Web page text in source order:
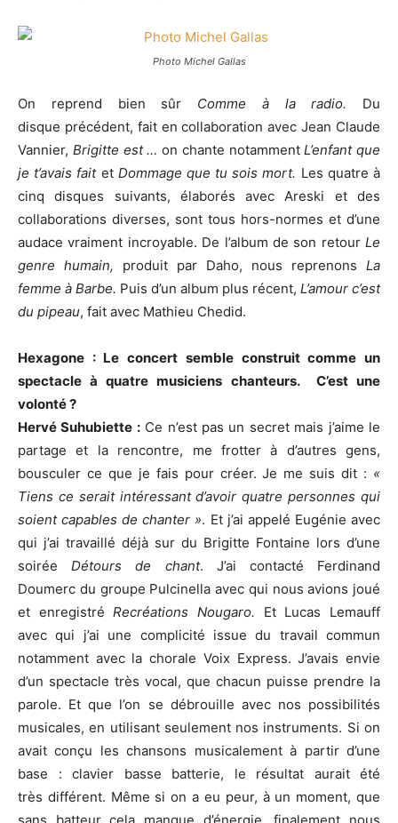
Photo Michel Gallas
On reprend bien sûr Comme à la radio. Du
disque précédent, fait en collaboration avec Jean Claude
Vannier, Brigitte est … on chante notammentL’enfant que
je t’avais fait etDommage que tu sois mort. Les quatre à
cinq disques suivants, élaborés avec Areski et des
collaborations diverses, sont tous hors-normes et d’une
audace vraiment incroyable. De l’album de son retour Le
genre humain, produit par Daho, nous reprenons La
femme à Barbe. Puis d’un album plus récent, L’amour c’est
du pipeau, fait avec Mathieu Chedid.
Hexagone : Le concert semble construit comme un
spectacle à quatre musiciens chanteurs. C’est une
volonté ?
Hervé Suhubiette :Ce n’est pas un secret mais j’aime le
partage et la rencontre, me frotter à d’autres gens,
bousculer ce que je fais pour créer. Je me suis dit : «
Tiens ce serait intéressant d’avoir quatre personnes qui
soient capables de chanter ». Et j’ai appelé Eugénie avec
qui j’ai travaillé déjà sur du Brigitte Fontaine lors d’une
soiréeDétours de chant. J’ai contacté Ferdinand
Doumerc du groupe Pulcinella avec qui nous avions joué
et enregistréRecréations Nougaro.
Et Lucas Lemauff
avec qui j’ai une complicité issue du travail commun
notamment avec la chorale Voix Express. J’avais envie
d’un spectacle très vocal, que chacun puisse prendre la
parole. Et que l’on se débrouille avec nos possibilités
musicales, en utilisant seulement nos instruments. Si on
avait conçu les chansons musicalement à partir d’une
base : clavier basse batterie, le résultat aurait été
très différent. Même si on a eu peur, à un moment, que